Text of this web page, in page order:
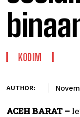
KODIM
AUTHOR:
ACEH BARAT –